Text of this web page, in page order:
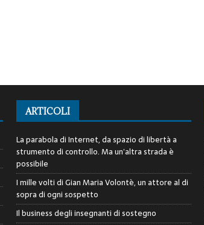
ARTICOLI
La parabola di Internet, da spazio di libertà a
strumento di controllo. Ma un’altra strada è
possibile
I mille volti di Gian Maria Volontè, un attore al di
sopra di ogni sospetto
Il business degli insegnanti di sostegno